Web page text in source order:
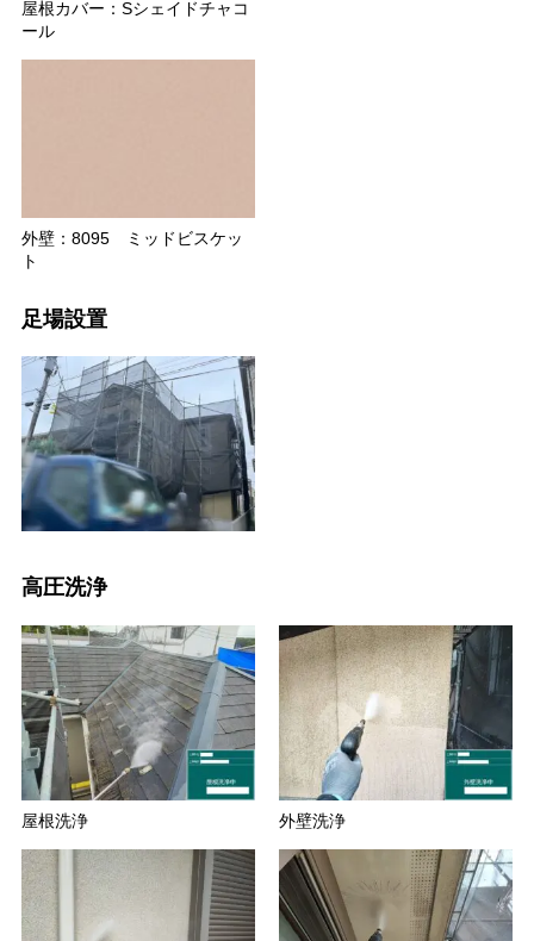
屋根カバー：Sシェイドチャコ
ール
外壁：8095 ミッドビスケッ
ト
足場設置
高圧洗浄
屋根洗浄 外壁洗浄